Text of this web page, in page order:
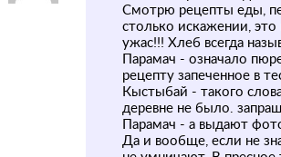
Смотрю рецепты еды,
столько искажении, это
ужас!!! Хлеб всегда
Парамач - означало
рецепту запеченное в
Кыстыбай - такого
деревне не было.
Парамач - а выдают
Да и вообще, если не